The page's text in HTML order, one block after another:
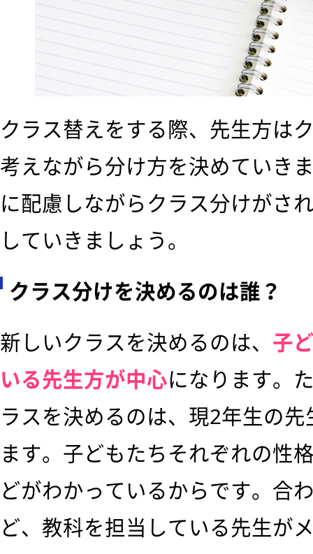
クラス替えをする際、先生方は
考えながら分け方を決めていき
に配慮しながらクラス分けがさ
していきましょう。
クラス分けを決めるのは誰？
新しいクラスを決めるのは、 子
いる先生方が中心になります。
ラスを決めるのは、現2年生の
ます。子どもたちそれぞれの性
どがわかっているからです。合
ど、教科を担当している先生が